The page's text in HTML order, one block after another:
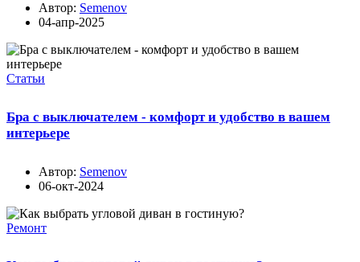
Автор: Semenov
04-апр-2025
Статьи
Бра с выключателем - комфорт и удобство в вашем
интерьере
Автор: Semenov
06-окт-2024
Ремонт